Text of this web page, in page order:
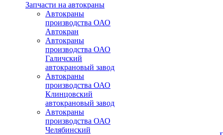
Запчасти на автокраны
Автокраны
производства ОАО
Автокран
Автокраны
производства ОАО
Галичский
автокрановый завод
Автокраны
производства ОАО
Клинцовский
автокрановый завод
Автокраны
производства ОАО
Челябинский